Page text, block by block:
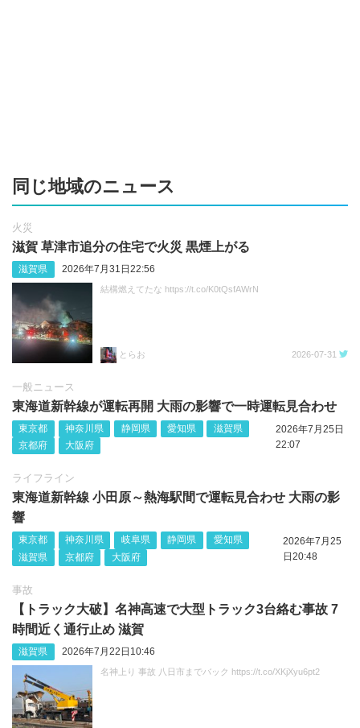
同じ地域のニュース
火災
滋賀 草津市追分の住宅で火災 黒煙上がる
滋賀県 2026年7月31日22:56
結構燃えてたな https://t.co/K0tQsfAWrN
とらお 2026-07-31
一般ニュース
東海道新幹線が運転再開 大雨の影響で一時運転見合わせ
東京都 神奈川県 静岡県 愛知県
滋賀県
京都府
大阪府
2026年7月25日
22:07
ライフライン
東海道新幹線 小田原～熱海駅間で運転見合わせ 大雨の影
響
東京都 神奈川県 岐阜県 静岡県
愛知県
滋賀県
京都府 大阪府
2026年7月25
日20:48
事故
【トラック大破】名神高速で大型トラック3台絡む事故 7
時間近く通行止め 滋賀
滋賀県 2026年7月22日10:46
名神上り 事故 八日市までバック https://t.co/XKjXyu6pt2